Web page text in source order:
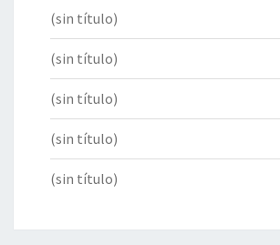
(sin título)
(sin título)
(sin título)
(sin título)
(sin título)